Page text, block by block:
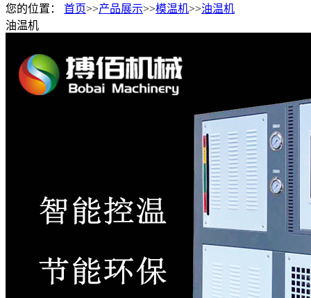
您的位置：
首页>>产品展示>>模温机>>油温机
油温机